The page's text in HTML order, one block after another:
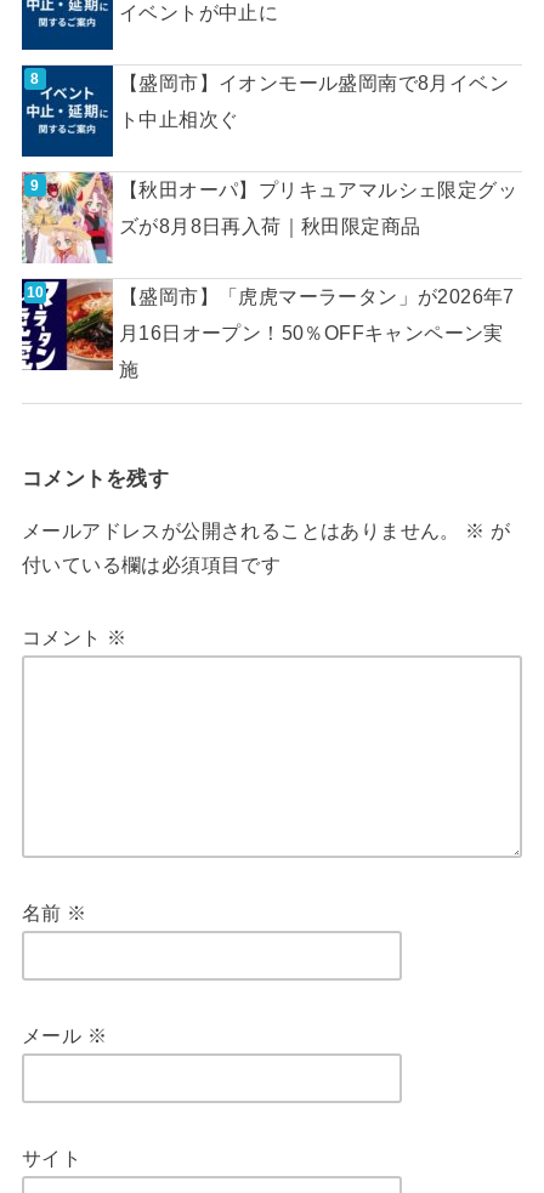
イベントが中止に
【盛岡市】イオンモール盛岡南で8月イベン
ト中止相次ぐ
【秋田オーパ】プリキュアマルシェ限定グッ
ズが8月8日再入荷｜秋田限定商品
【盛岡市】「虎虎マーラータン」が2026年7
月16日オープン！50％OFFキャンペーン実
施
コメントを残す
メールアドレスが公開されることはありません。 ※ が
付いている欄は必須項目です
コメント ※
名前 ※
メール ※
サイト